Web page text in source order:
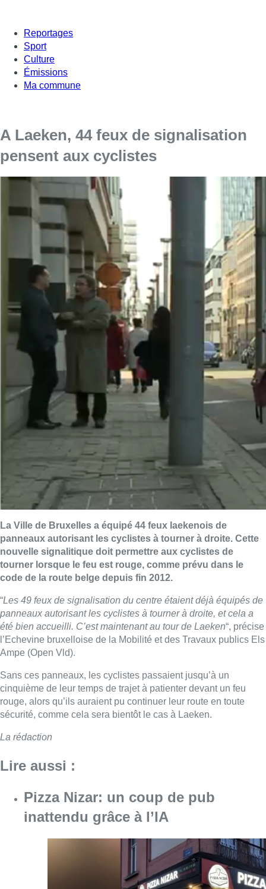
Reportages
Sport
Culture
Émissions
Ma commune
A Laeken, 44 feux de signalisation
pensent aux cyclistes
La Ville de Bruxelles a équipé 44 feux laekenois de
panneaux autorisant les cyclistes à tourner à droite. Cette
nouvelle signalitique doit permettre aux cyclistes de
tourner lorsque le feu est rouge, comme prévu dans le
code de la route belge depuis fin 2012.
“Les 49 feux de signalisation du centre étaient déjà équipés de
panneaux autorisant les cyclistes à tourner à droite, et cela a
été bien accueilli. C’est maintenant au tour de Laeken“, précise
l’Echevine bruxelloise de la Mobilité et des Travaux publics Els
Ampe (Open Vld).
Sans ces panneaux, les cyclistes passaient jusqu’à un
cinquième de leur temps de trajet à patienter devant un feu
rouge, alors qu’ils auraient pu continuer leur route en toute
sécurité, comme cela sera bientôt le cas à Laeken.
La rédaction
Lire aussi :
Pizza Nizar: un coup de pub
inattendu grâce à l’IA